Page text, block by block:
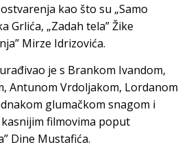
kao što su „Samo
Grlića, „Zadah tela” Žike
Mirze Idrizovića.
je s Brankom Ivandom,
Antunom Vrdoljakom, Lordanom
glumačkom snagom i
filmovima poput
Dine Mustafića.